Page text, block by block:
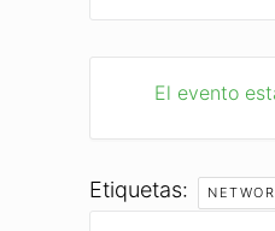
El evento
Etiquetas: